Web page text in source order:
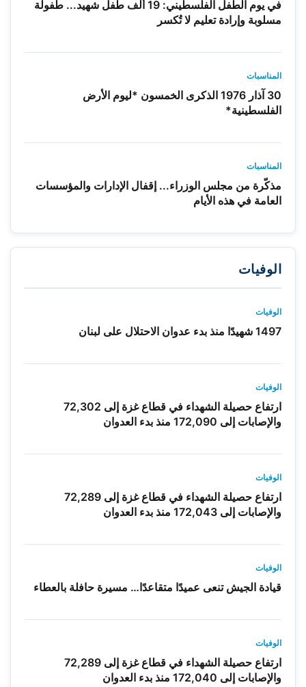
في يوم الطفل الفلسطيني: 19 ألف طفل شهيد... طفولة
مسلوبة وإرادة تعليم لا تُكسر
المناسبات
30 آذار 1976 الذكرى الخمسون *ليوم الأرض
الفلسطينية*
المناسبات
مذكّرة من مجلس الوزراء... إقفال الإدارات والمؤسسات
العامة في هذه الأيام
الوفيات
الوفيات
1497 شهيدًا منذ بدء عدوان الاحتلال على لبنان
الوفيات
ارتفاع حصيلة الشهداء في قطاع غزة إلى 72,302
والإصابات إلى 172,090 منذ بدء العدوان
الوفيات
ارتفاع حصيلة الشهداء في قطاع غزة إلى 72,289
والإصابات إلى 172,043 منذ بدء العدوان
الوفيات
قيادة الجيش تنعى عميدًا متقاعدًا… مسيرة حافلة بالعطاء
الوفيات
ارتفاع حصيلة الشهداء في قطاع غزة إلى 72,289
والإصابات إلى 172,040 منذ بدء العدوان